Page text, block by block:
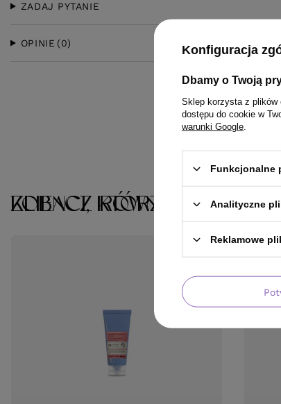
ZADAJ PYTANIE
OPINIE (0)
KLIENCI, KTÓRZY KUPILI
ZOBACZ RÓWNIEŻ
Konfiguracja
Dbamy o Twoją
Sklep korzysta z plików
dostępu do cookie w
warunki Google
Funkcjonalne
Analityczne
Reklamowe